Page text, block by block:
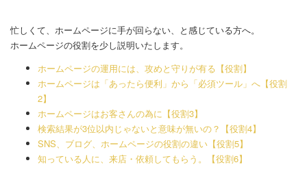
忙しくて、ホームページに手が回らない、と感じている方へ。
ホームページの役割を少し説明いたします。
ホームページの運用には、攻めと守りが有る【役割】
ホームページは「あったら便利」から「必須ツール」へ【役割
2】
ホームページはお客さんの為に【役割3】
検索結果が3位以内じゃないと意味が無いの？【役割4】
SNS、ブログ、ホームページの役割の違い【役割5】
知っている人に、来店・依頼してもらう。【役割6】